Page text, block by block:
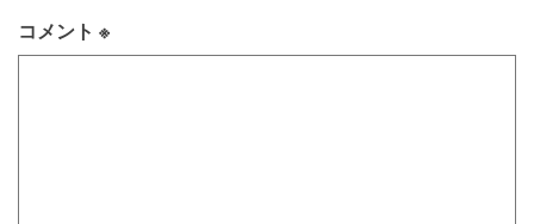
コメント ※